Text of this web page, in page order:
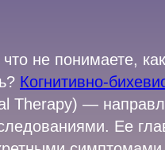
не понимаете,
Когнитивно-
Therapy) —
Ее